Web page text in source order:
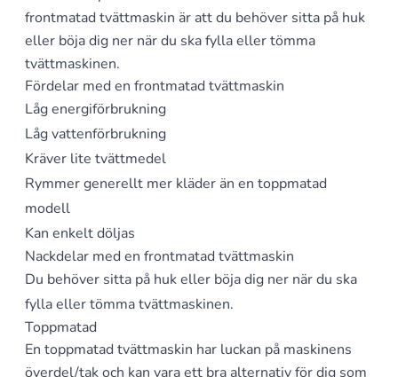
frontmatad tvättmaskin är att du behöver sitta på huk
eller böja dig ner när du ska fylla eller tömma
tvättmaskinen.
Fördelar med en frontmatad tvättmaskin
Låg energiförbrukning
Låg vattenförbrukning
Kräver lite tvättmedel
Rymmer generellt mer kläder än en toppmatad
modell
Kan enkelt döljas
Nackdelar med en frontmatad tvättmaskin
Du behöver sitta på huk eller böja dig ner när du ska
fylla eller tömma tvättmaskinen.
Toppmatad
En toppmatad tvättmaskin har luckan på maskinens
överdel/tak och kan vara ett bra alternativ för dig som